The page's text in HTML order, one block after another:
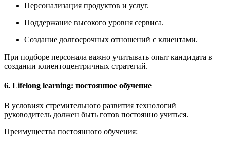
Персонализация продуктов и услуг.
Поддержание высокого уровня сервиса.
Создание долгосрочных отношений с клиентами.
При подборе персонала важно учитывать опыт кандидата в
создании клиентоцентричных стратегий.
6. Lifelong learning: постоянное обучение
В условиях стремительного развития технологий
руководитель должен быть готов постоянно учиться.
Преимущества постоянного обучения: